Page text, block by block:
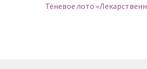
Теневое лото